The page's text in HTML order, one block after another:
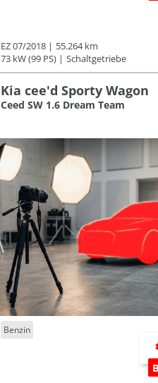
EZ 07/2018
55.264 km
73 kW (99 PS)
Schaltgetriebe
Kia cee'd Sporty Wagon
Ceed SW 1.6 Dream Team
Benzin